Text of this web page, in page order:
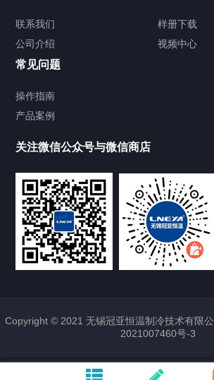
Chiller直冷控温机组
Heating Circulator加热循环器
Freezer低温箱
VOCs冷凝回收装置
联系我们
公司介绍
样册下载
视频中心
常见问题
操作指南
产品案例
关注微信公众号与微信商店
Copyright © 2021 无锡冠亚恒温制冷技术有限
2021007460号-3